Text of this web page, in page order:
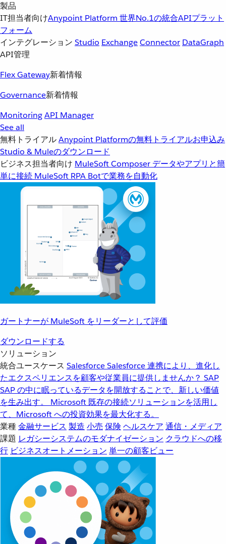
製品
IT担当者向けAnypoint Platform 世界No.1の統合APIプラット
フォーム
インテグレーション Studio ExchangeConnector DataGraph
API管理
Flex Gateway新着情報
Governance新着情報
MonitoringAPI Manager
See all
無料トライアルAnypoint Platformの無料トライアルお申込み
Studio & Muleのダウンロード
ビジネス担当者向け MuleSoft Composer データやアプリと簡
単に接続 MuleSoft RPA Botで業務を自動化
ガートナーが MuleSoft をリーダーとして評価
ダウンロードする
ソリューション
統合ユースケース SalesforceSalesforce 連携により、進化し
たエクスペリエンスを顧客や従業員に提供しませんか？ SAP
SAP の中に眠っているデータを開放することで、新しい価値
を生み出す。
Microsoft 既存の接続ソリューションを活用し
て、Microsoft への投資効果を最大化する。
業種金融サービス 製造 小売 保険 ヘルスケア 通信・メディア
課題 レガシーシステムのモダナイゼーション クラウドへの移
行 ビジネスオートメーション 単一の顧客ビュー